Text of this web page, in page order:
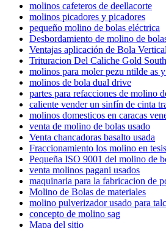
molinos cafeteros de deellacorte
molinos picadores y picadores
pequeño molino de bolas eléctrica
Desbordamiento de molino de
Ventajas aplicación de Bola
Trituracion Del Caliche Gold
molinos para moler pezu ntilde as
molinos de bola dual drive
partes para refacciones de molino
caliente vender un sinfín de cinta
molinos domesticos en caracas
venta de molino de bolas usado
Venta chancadoras basalto usada
Fraccionamiento los molino en
Pequeña ISO 9001 del molino de
venta molinos pagani usados
maquinaria para la fabricacion de
Molino de Bolas de materiales
molino pulverizador usado para
concepto de molino sag
Mapa del sitio